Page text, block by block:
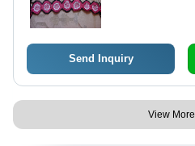
Send Inquiry
View More